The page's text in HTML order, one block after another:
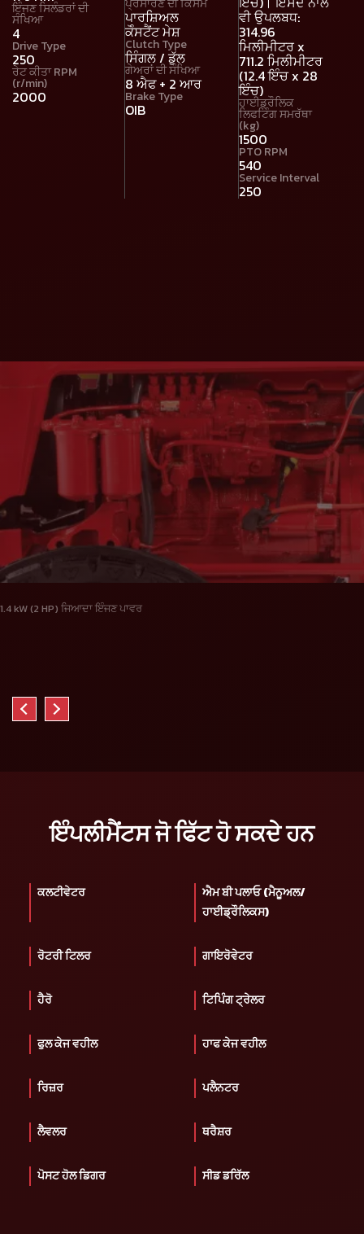
ਇੰਜਣ ਸਿਲੰਡਰਾਂ ਦੀ
ਸੰਖਿਆ
4
Drive Type
250
ਰੇਟ ਕੀਤਾ RPM
(r/min)
2000
ਪ੍ਰਸਾਰਣ ਦੀ ਕਿਸਮ
ਪਾਰਸ਼ਿਅਲ
ਕੋੰਸਟੈਂਟ ਮੇਸ਼
Clutch Type
ਸਿੰਗਲ / ਡੁੱਲ
ਗੇਅਰਾਂ ਦੀ ਸੰਖਿਆ
8 ਐਫ + 2 ਆਰ
Brake Type
OIB
ਵੀ ਉਪਲਬਧ:
314.96
ਮਿਲੀਮੀਟਰ x
711.2 ਮਿਲੀਮੀਟਰ
(12.4 ਇੰਚ x 28
ਇੰਚ)
ਹਾਈਡ੍ਰੌਲਿਕ
ਲਿਫਟਿੰਗ ਸਮਰੱਥਾ
(kg)
1500
PTO RPM
540
Service Interval
250
1.4 kW (2 HP) ਜਿਆਦਾ ਇੰਜਣ ਪਾਵਰ
ਇੰਪਲੀਮੈਂਟਸ ਜੋ ਫਿੱਟ ਹੋ ਸਕਦੇ ਹਨ
ਕਲਟੀਵੇਟਰ
ਐਮ ਬੀ ਪਲਾਓ (ਮੈਨੂਅਲ/
ਹਾਈਡ੍ਰੌਲਿਕਸ)
ਰੋਟਰੀ ਟਿਲਰ ਗਾਇਰੋਵੇਟਰ
ਹੈਰੋ ਟਿਪਿੰਗ ਟ੍ਰੇਲਰ
ਫੁਲ ਕੇਜ ਵਹੀਲ ਹਾਫ ਕੇਜ ਵਹੀਲ
ਰਿਜ਼ਰ ਪਲੈਨਟਰ
ਲੈਵਲਰ ਥਰੈਸ਼ਰ
ਪੋਸਟ ਹੋਲ ਡਿਗਰ ਸੀਡ ਡਰਿੱਲ